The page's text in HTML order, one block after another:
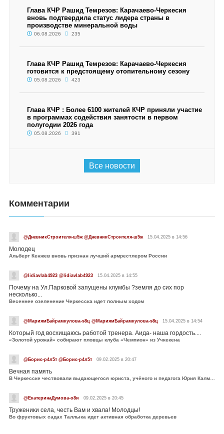
Глава КЧР Рашид Темрезов: Карачаево-Черкесия
вновь подтвердила статус лидера страны в
производстве минеральной воды
06.08.2026 235
Глава КЧР Рашид Темрезов: Карачаево-Черкесия
готовится к предстоящему отопительному сезону
05.08.2026 423
Глава КЧР : Более 6100 жителей КЧР приняли участие
в программах содействия занятости в первом
полугодии 2026 года
05.08.2026 391
Все новости
Комментарии
@ДневникСтроителя-ш5ж @ДневникСтроителя-ш5ж 15.04.2025 в 14:56
Молодец
Альберт Кенжев вновь признан лучший армрестлером России
@lidiavlab4923 @lidiavlab4923 15.04.2025 в 14:55
Почему на Ул.Парковой запущены клумбы ?земля до сих пор
несколько...
Весеннее озеленение Черкесска идет полным ходом
@МариямБайрамкулова-э8ц @МариямБайрамкулова-э8ц 15.04.2025 в 14:54
Который год восхищаюсь работой тренера. Аида- наша гордость....
«Золотой урожай» собирают пловцы клуба «Чемпион» из Учкекена
@Борис-р4л5т @Борис-р4л5т 09.02.2025 в 20:47
Вечная память
В Черкесске чествовали выдающегося юриста, учёного и педагога Юрия Калмыкова
@ЕкатеринаДумова-о8и 09.02.2025 в 20:45
Труженики села, честь Вам и хвала! Молодцы!
Во фруктовых садах Таллыка идет активная обработка деревьев